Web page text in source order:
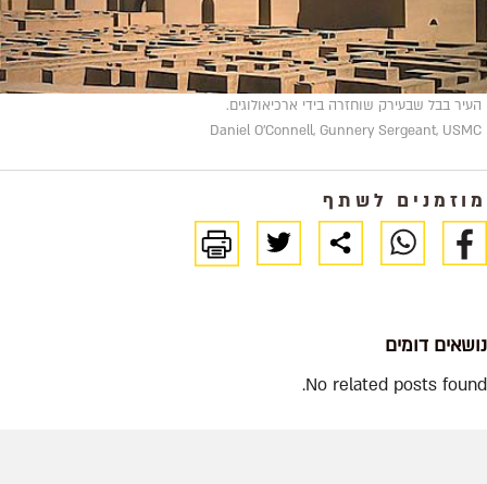
העיר בבל שבעירק שוחזרה בידי ארכיאולוגים.
Daniel O'Connell, Gunnery Sergeant, USMC
מוזמנים לשתף
נושאים דומים
No related posts found.